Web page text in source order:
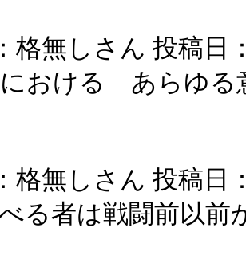
格無しさん 投稿日
おける あらゆ
格無しさん 投稿日
る者は戦闘前以前